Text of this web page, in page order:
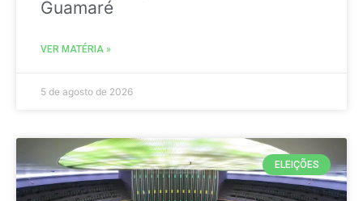
Guamaré
VER MATÉRIA »
5 de agosto de 2026
ELEIÇÕES